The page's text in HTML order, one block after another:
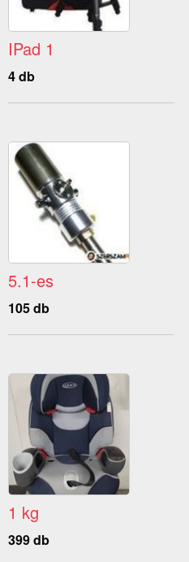
IPad 1
4 db
5.1-es
105 db
1 kg
399 db